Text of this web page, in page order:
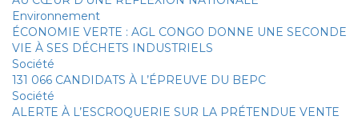
Environnement
ÉCONOMIE VERTE : AGL CONGO DONNE UNE SECONDE
VIE À SES DÉCHETS INDUSTRIELS
Société
131 066 CANDIDATS À L’ÉPREUVE DU BEPC
Société
ALERTE À L’ESCROQUERIE SUR LA PRÉTENDUE VENTE